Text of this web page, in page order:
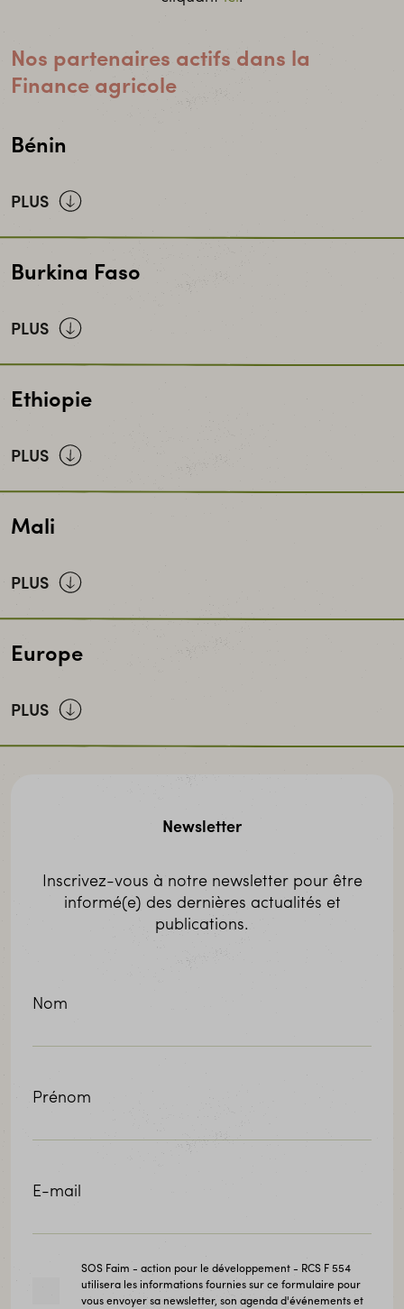
Nos partenaires actifs dans la
Finance agricole
Bénin
PLUS
RENACA
– Réseau National des Caisses
Villageoises d’Epargne et de Crédit Autogérées
Burkina Faso
PLUS
CEC-BM
Boucle du Mouhoun
UBTEC
de Crédit
Ethiopie
PLUS
Buusaa Gonofaa MFI
Wasasa MFI
Mali
PLUS
d’Épargne et de Crédit Autogérées de l’Office du
Europe
PLUS
Newsletter
Inscrivez-vous à notre newsletter pour être
informé(e) des dernières actualités et
publications.
Nom
Prénom
E-mail
SOS Faim - action pour le développement - RCS F 554
utilisera les informations fournies sur ce formulaire pour
vous envoyer sa newsletter, son agenda d'événements et